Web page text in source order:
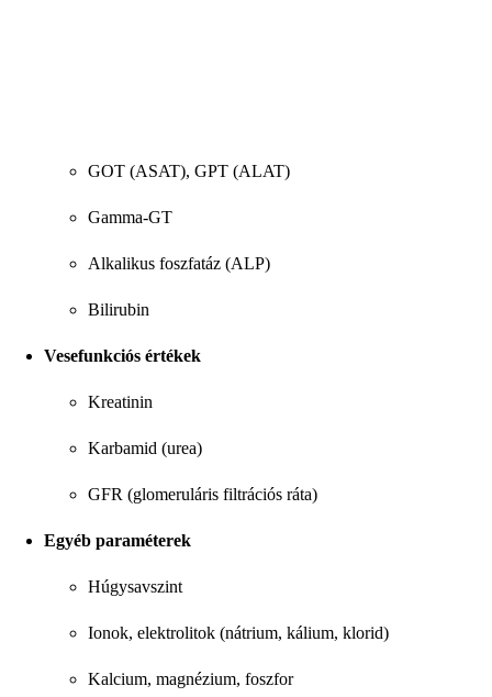
GOT (ASAT), GPT (ALAT)
Gamma-GT
Alkalikus foszfatáz (ALP)
Bilirubin
Vesefunkciós értékek
Kreatinin
Karbamid (urea)
GFR (glomeruláris filtrációs ráta)
Egyéb paraméterek
Húgysavszint
Ionok, elektrolitok (nátrium, kálium, klorid)
Kalcium, magnézium, foszfor